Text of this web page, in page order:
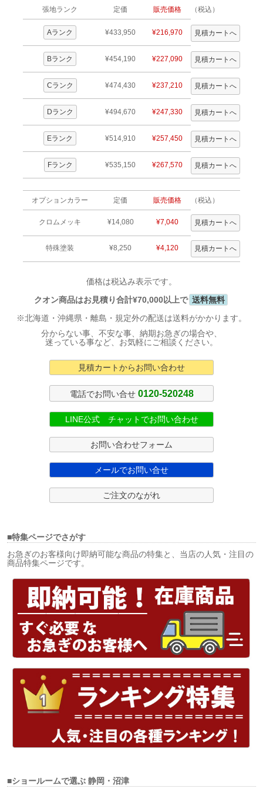
張地ランク 定価 販売価格 （税込）
Aランク ¥433,950 ¥216,970
Bランク ¥454,190 ¥227,090
Cランク ¥474,430 ¥237,210
Dランク ¥494,670 ¥247,330
Eランク ¥514,910 ¥257,450
Fランク ¥535,150 ¥267,570
オプションカラー 定価 販売価格 （税込）
クロムメッキ ¥14,080 ¥7,040
特殊塗装 ¥8,250 ¥4,120
価格は税込み表示です。
クオン商品はお見積り合計¥70,000以上で 送料無料
※北海道・沖縄県・離島・規定外の配送は送料がかかります。
分からない事、不安な事、納期お急ぎの場合や、
迷っている事など、お気軽にご相談ください。
見積カートからお問い合わせ
電話でお問い合せ 0120-520248
LINE公式 チャットでお問い合わせ
お問い合わせフォーム
メールでお問い合せ
ご注文のながれ
■特集ページでさがす
お急ぎのお客様向け即納可能な商品の特集と、当店の人気・注目の
商品特集ページです。
■ショールームで選ぶ静岡・沼津